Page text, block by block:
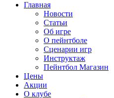
Главная
Новости
Статьи
Об игре
О пейнтболе
Сценарии игр
Инструктаж
Пейнтбол Магазин
Цены
Акции
О клубе